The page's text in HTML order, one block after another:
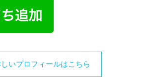
いプロフィールはこちら